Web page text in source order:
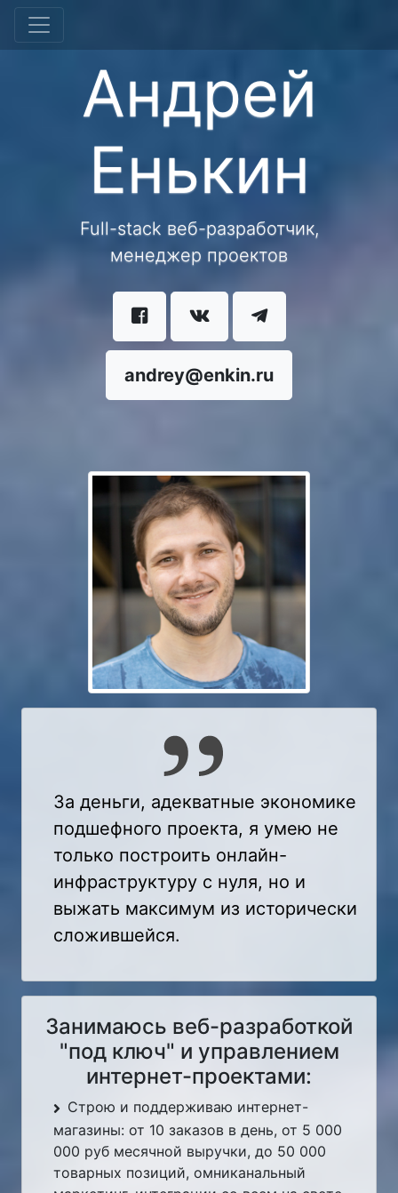
Андрей
Енькин
Full-stack веб-разработчик,
менеджер проектов
andrey@enkin.ru
За деньги, адекватные экономике
подшефного проекта, я умею не
только построить онлайн-
инфраструктуру с нуля, но и
выжать максимум из исторически
сложившейся.
Занимаюсь веб-разработкой
"под ключ" и управлением
интернет-проектами:
Строю и поддерживаю интернет-
магазины: от 10 заказов в день, от 5 000
000 руб месячной выручки, до 50 000
товарных позиций, омниканальный